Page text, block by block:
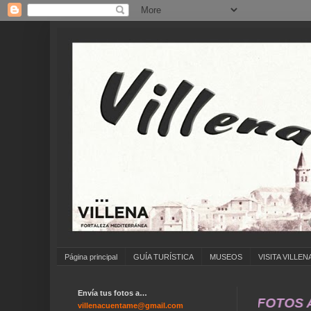
Página principal GUÍA TURÍSTICA MUSEOS VISITA
... ANÍMATE A ENVIAR FOTOS
Envía tus fotos a…
villenacuentame@gmail.com